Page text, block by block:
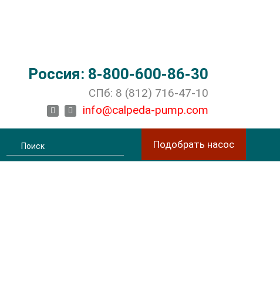
Россия: 8-800-600-86-30
СПб: 8 (812) 716-47-10
facebook
instagram
info@calpeda-pump.com
Подобрать насос